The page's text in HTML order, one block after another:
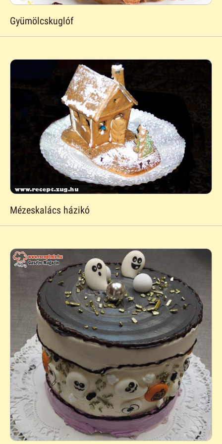
Gyümölcskuglóf
Mézeskalács házikó